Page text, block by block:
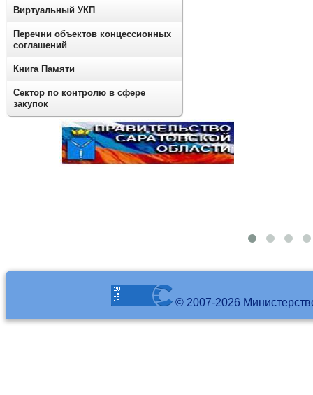
Виртуальный УКП
Перечни объектов концессионных
соглашений
Книга Памяти
Сектор по контролю в сфере
закупок
© 2007-2026